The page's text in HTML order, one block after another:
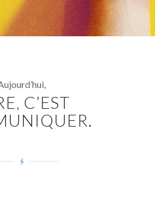
C’EST